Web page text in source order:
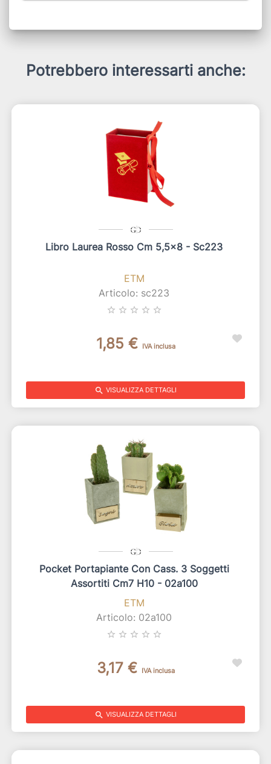
Potrebbero interessarti anche:
Libro Laurea Rosso Cm 5,5x8 - Sc223
ETM
Articolo: sc223
star_border star_border star_border star_border star_border
1,85 € IVA inclusa
search VISUALIZZA DETTAGLI
Pocket Portapiante Con Cass. 3 Soggetti
Assortiti Cm7 H10 - 02a100
ETM
Articolo: 02a100
star_border star_border star_border star_border star_border
3,17 € IVA inclusa
search VISUALIZZA DETTAGLI